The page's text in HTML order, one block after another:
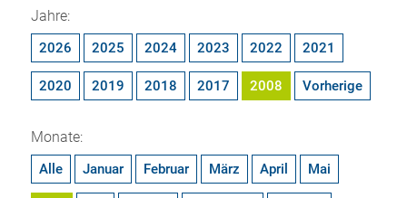
Jahre:
2026 2025 2024 2023 2022 2021
2020 2019 2018 2017 2008 Vorherige
Monate:
Alle Januar Februar März April Mai